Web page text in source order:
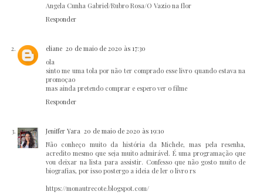
Angela Cunha Gabriel/Rubro Rosa/O Vazio na flor
Responder
eliane 20 de maio de 2020 às 17:30
ola
sinto me uma tola por não ter comprado esse livro quando estava na
promoçao
mas ainda pretendo comprar e espero ver o filme
Responder
Jeniffer Yara 20 de maio de 2020 às 19:10
Não conheço muito da história da Michele, mas pela resenha,
acredito mesmo que seja muito admirável. É uma programação que
vou deixar na lista para assistir. Confesso que não gosto muito de
biografias, por isso postergo a ideia de ler o livro rs
https://monautrecote.blogspot.com/